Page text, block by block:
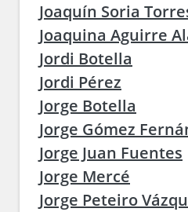
Joaquín Soria
Joaquina Aguirre
Jordi Botella
Jordi Pérez
Jorge Botella
Jorge Gómez
Jorge Juan Fuentes
Jorge Mercé
Jorge Peteiro